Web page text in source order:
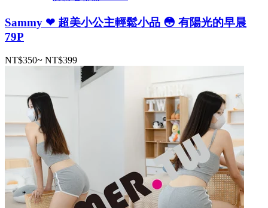
Sammy ❤ 超美小公主輕鬆小品 😳 有陽光的早晨
79P
NT$350~ NT$399